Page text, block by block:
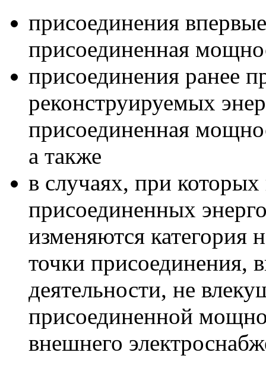
присоединения
присоединенная
присоединения ранее
реконструируемых
присоединенная
а также
в случаях, при
присоединенных
изменяются категория
точки присоединения,
деятельности, не
присоединенной
внешнего